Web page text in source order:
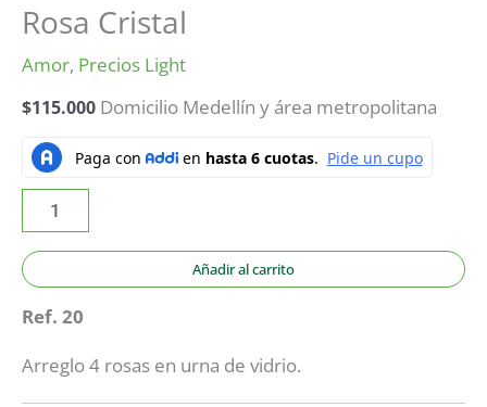
Rosa Cristal
Amor, Precios Light
$115.000 Domicilio Medellín y área metropolitana
Añadir al carrito
Ref. 20
Arreglo 4 rosas en urna de vidrio.